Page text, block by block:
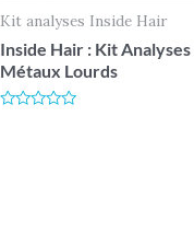
Kit analyses Inside Hair
Inside Hair : Kit
Métaux Lourds